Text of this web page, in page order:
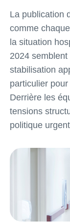
La publication
comme
la situation
2024 semblent
stabilisation
particulier
Derrière les
tensions
politique